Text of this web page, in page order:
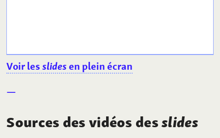
Voir lesslides en plein écran
Sources des vidéos desslides